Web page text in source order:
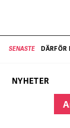
SENASTE DÄRFÖR
NYHETER